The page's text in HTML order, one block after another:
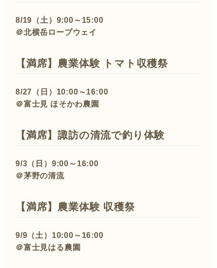
8/19（土）9:00～15:00
＠北横岳ロープウェイ
【満席】 農業体験 トマト収穫祭
8/27（日）10:00～16:00
＠富士見 ほそかわ農園
【満席】諏訪の清流で釣り体験
9/3（日）9:00～16:00
＠茅野の清流
【満席】農業体験 収穫祭
9/9（土）10:00～16:00
＠富士見はる農園